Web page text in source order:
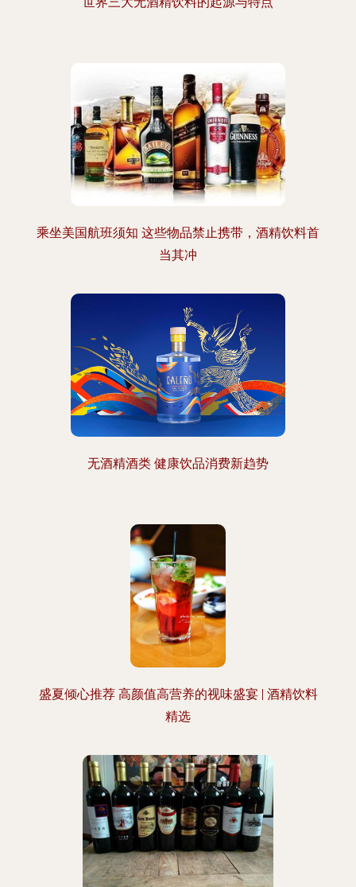
乘坐美国航班须知 这些物品禁止携带，酒精饮料首
当其冲
无酒精酒类 健康饮品消费新趋势
盛夏倾心推荐 高颜值高营养的视味盛宴 | 酒精饮料
精选